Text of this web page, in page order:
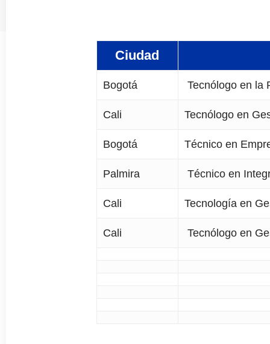
Ciudad
Bogotá Tecnólogo en la
Cali Tecnólogo en
Bogotá Técnico en
Palmira Técnico en
Cali Tecnología en
Cali Tecnólogo en